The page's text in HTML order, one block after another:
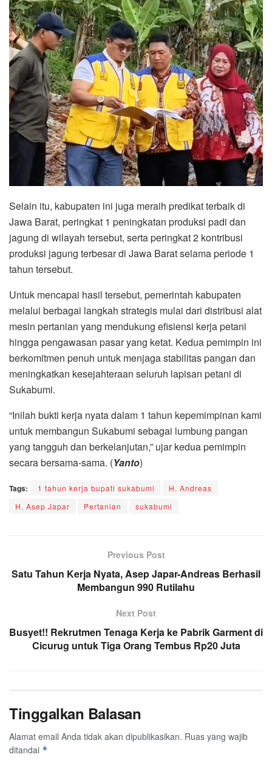
Selain itu, kabupaten ini juga meraih predikat terbaik di
Jawa Barat, peringkat 1 peningkatan produksi padi dan
jagung di wilayah tersebut, serta peringkat 2 kontribusi
produksi jagung terbesar di Jawa Barat selama periode 1
tahun tersebut.
Untuk mencapai hasil tersebut, pemerintah kabupaten
melalui berbagai langkah strategis mulai dari distribusi alat
mesin pertanian yang mendukung efisiensi kerja petani
hingga pengawasan pasar yang ketat. Kedua pemimpin ini
berkomitmen penuh untuk menjaga stabilitas pangan dan
meningkatkan kesejahteraan seluruh lapisan petani di
Sukabumi.
“Inilah bukti kerja nyata dalam 1 tahun kepemimpinan kami
untuk membangun Sukabumi sebagai lumbung pangan
yang tangguh dan berkelanjutan,” ujar kedua pemimpin
secara bersama-sama. (Yanto)
Tags: 1 tahun kerja bupati sukabumi
H. Andreas
H. Asep Japar
Pertanian sukabumi
Previous Post
Satu Tahun Kerja Nyata, Asep Japar-Andreas Berhasil
Membangun 990 Rutilahu
Next Post
Busyet!! Rekrutmen Tenaga Kerja ke Pabrik Garment di
Cicurug untuk Tiga Orang Tembus Rp20 Juta
Tinggalkan Balasan
Alamat email Anda tidak akan dipublikasikan. Ruas yang wajib
ditandai *